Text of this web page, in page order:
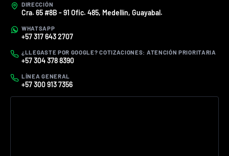
DIRECCIÓN
Cra. 65 #8B - 91 Ofic. 485, Medellín, Guayabal.
WHATSAPP
+57 317 643 2707
¿LLEGASTE POR GOOGLE? COTIZACIONES: ATENCIÓN PRIORITARIA
+57 304 378 8390
LÍNEA GENERAL
+57 300 913 7356